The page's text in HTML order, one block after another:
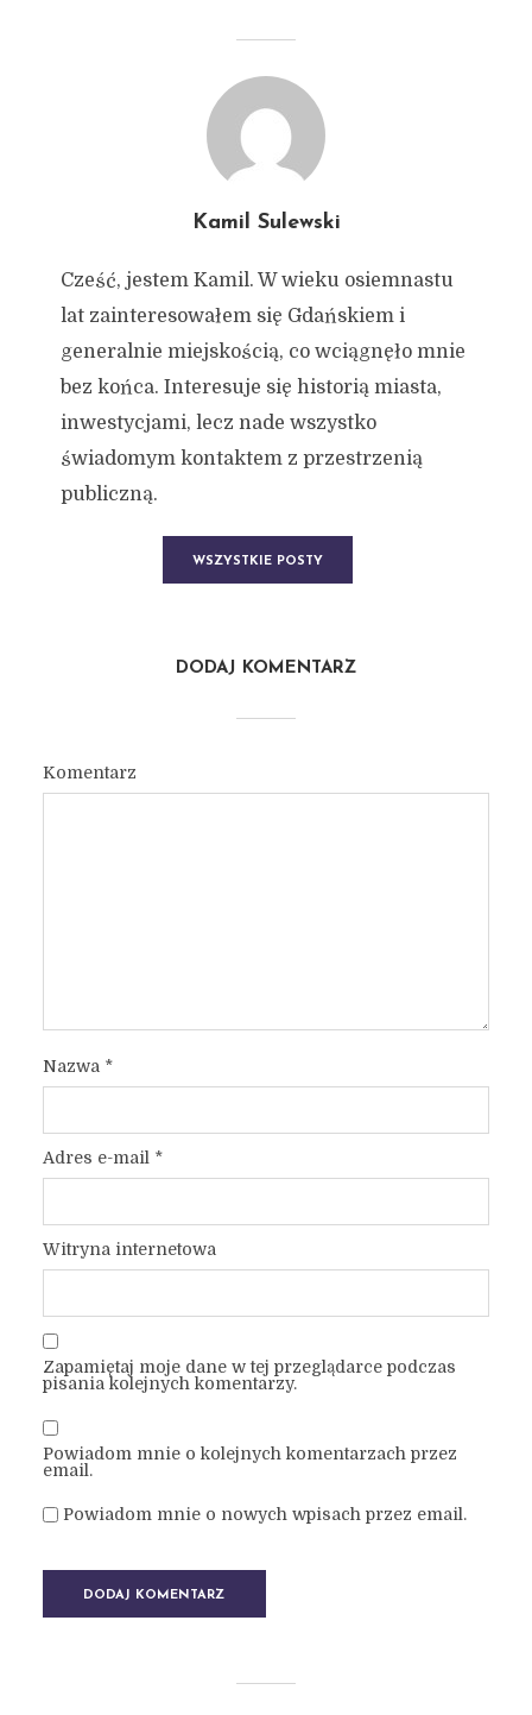
Kamil Sulewski
Cześć, jestem Kamil. W wieku osiemnastu
lat zainteresowałem się Gdańskiem i
generalnie miejskością, co wciągnęło mnie
bez końca. Interesuje się historią miasta,
inwestycjami, lecz nade wszystko
świadomym kontaktem z przestrzenią
publiczną.
WSZYSTKIE POSTY
DODAJ KOMENTARZ
Komentarz
Nazwa *
Adres e-mail *
Witryna internetowa
Zapamiętaj moje dane w tej przeglądarce podczas
pisania kolejnych komentarzy.
Powiadom mnie o kolejnych komentarzach przez
email.
Powiadom mnie o nowych wpisach przez email.